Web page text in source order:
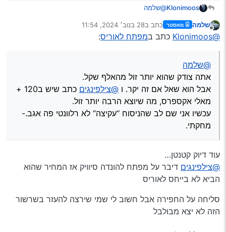
@Klonimoos
אשמח להבהיר עוד אם צריך
ואשמח להבין האם אני מפספס משהו
Klonimoos@שלמה
אבל הוא שאל אם זה יקר. ו@צילפינגים
+ מאלי אקספרס, מה שיוצא הרבה יותר זול.
מנותק
שלמה מאסטר כתב ב28 בנוב׳ 2024, 11:54
נערך לאחרונה על ידי
@Klonimoos כתב במפתח לאוריס:
@שלמה
אתה צודק שהוא יותר זול מהאלף שקל.
אבל הוא שאל אם זה יקר. ו @צילפינגים
כתב שיש ב120 +
מאלי אקספרס, מה שיוצא הרבה יותר זול.
עכשיו אני שם לב שהניסוח ‘‘עקיצה’’ לא רלוונטי פה אגב.-
מחקתי.
עוד דיוק קטנטן…
@צילפינגים דיבר על מפתח להונדה סיוויק אז המחיר שהוא
הביא לא בייחס לאוריס
סליחה על החפירה אבל חשוב לי שמי שירצה להעזר בשרשור
הזה לא יצא מבולבל